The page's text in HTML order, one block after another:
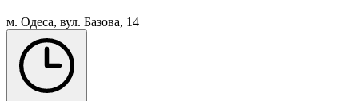
м. Одеса, вул. Базова, 14